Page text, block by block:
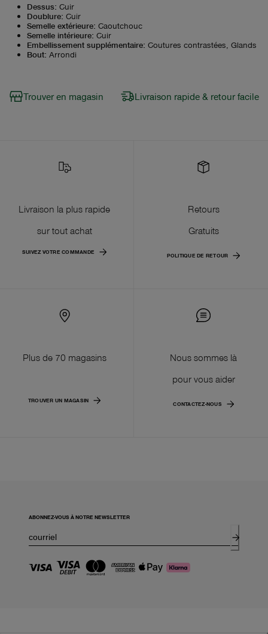
Dessus: Cuir
Doublure: Cuir
Semelle extérieure: Caoutchouc
Semelle intérieure: Cuir
Embellissement supplémentaire: Coutures contrastées, Glands
Bout: Arrondi
Trouver en magasin Livraison rapide & retour facile
Livraison la plus rapide
sur tout achat
SUIVEZ VOTRE COMMANDE
Retours
Gratuits
POLITIQUE DE RETOUR
Plus de 70 magasins
TROUVER UN MAGASIN
Nous sommes là
pour vous aider
CONTACTEZ-NOUS
ABONNEZ-VOUS À NOTRE NEWSLETTER